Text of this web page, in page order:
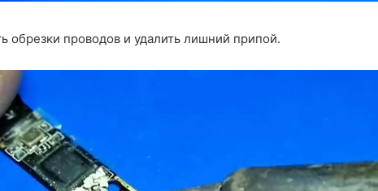
обрезки проводов и удалить лишний припой.